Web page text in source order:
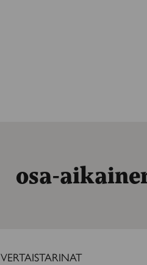
osa-
VERTAISTARINAT